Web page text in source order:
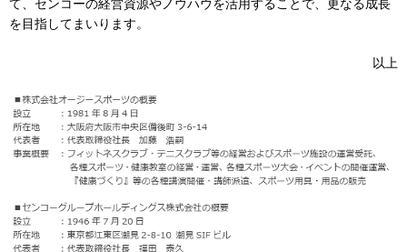
て、センコーの経営資源やノウハウを活用することで、更なる成長
を目指してまいります。
以上